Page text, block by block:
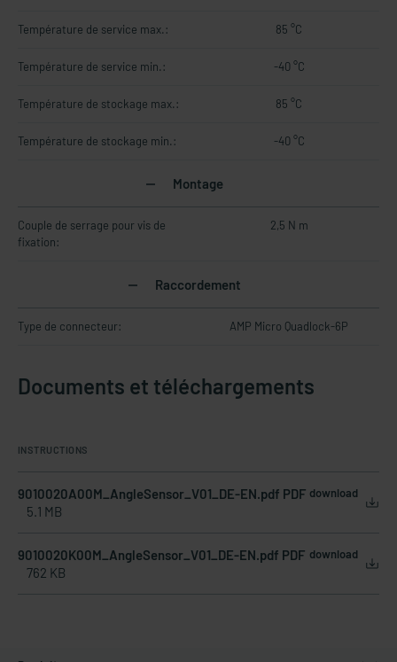
Température de service max.: 85 °C
Température de service min.: -40 °C
Température de stockage max.: 85 °C
Température de stockage min.: -40 °C
Montage
Couple de serrage pour vis de
fixation:
2,5 N m
Raccordement
Type de connecteur: AMP Micro Quadlock-6P
Documents et téléchargements
INSTRUCTIONS
9010020A00M_AngleSensor_V01_DE-EN.pdf PDF
5.1 MB
download
9010020K00M_AngleSensor_V01_DE-EN.pdf PDF
762 KB
download